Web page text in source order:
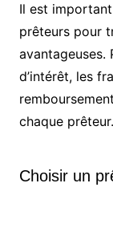
Il est
prêteurs pour
avantageuses.
d’intérêt, les
chaque prêteur.
Choisir un